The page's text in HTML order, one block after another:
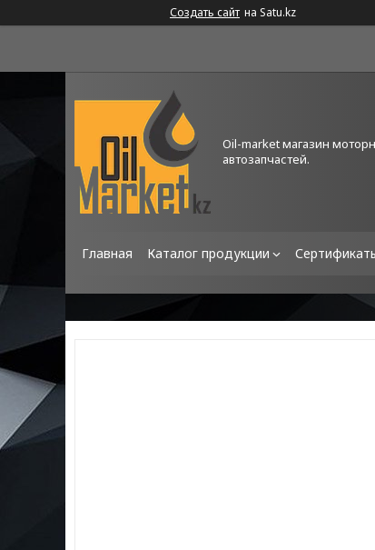
Создать сайт на Satu.kz
Oil-market магазин
автозапчастей.
Главная Каталог продукции